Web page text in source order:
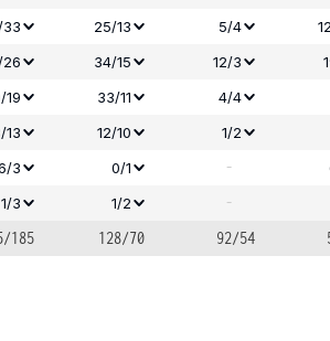
25/13 5/4
34/15 12/3
19 33/11 4/4
13 12/10
1/2
3 0/1 -
1/3 1/2
-
185 128/70 92/54